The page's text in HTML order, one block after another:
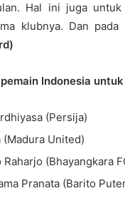
Hal ini juga
klubnya. Dan
Indonesia
(Persija)
(Madura United)
(Bhayangkara
Pranata (Barito